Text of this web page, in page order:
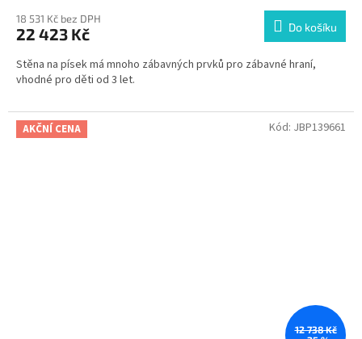
18 531 Kč bez DPH
22 423 Kč Do košíku
Stěna na písek má mnoho zábavných prvků pro zábavné hraní,
vhodné pro děti od 3 let.
AKČNÍ CENA
12 738 Kč
Kód: JBP139661